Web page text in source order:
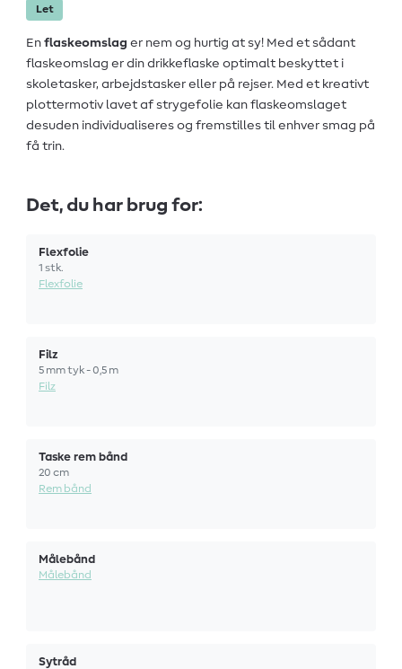
Let
En flaskeomslag er nem og hurtig at sy! Med et sådant
flaskeomslag er din drikkeflaske optimalt beskyttet i
skoletasker, arbejdstasker eller på rejser. Med et kreativt
plottermotiv lavet af strygefolie kan flaskeomslaget
desuden individualiseres og fremstilles til enhver smag på
få trin.
Det, du har brug for:
Flexfolie
1 stk.
Flexfolie
Filz
5 mm tyk - 0,5 m
Filz
Taske rem bånd
20 cm
Rem bånd
Målebånd
Målebånd
Sytråd